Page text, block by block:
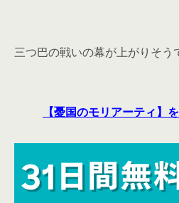
三つ巴の戦いの幕が上がりそう
【憂国のモリアーティ】